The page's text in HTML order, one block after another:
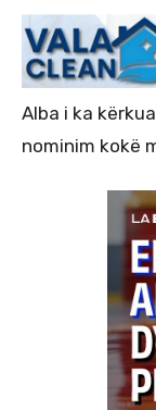
Alba i ka
nominim kokë